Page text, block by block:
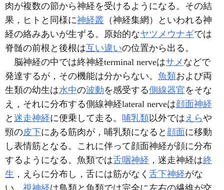
肉が複数の節から神経を受けるようになる。その結
果，ヒトと同様に神経叢 （神経集網）といわれる神
経の絡みあいが生ずる。原始的なヤツメウナギでは
脊髄の前根と後根は互い違いの位置から出る。
脳神経の中では終神経terminal nerveはサメ などで
発達するが，その機能は分からない。 魚類および両
生類の幼生は水中の波動を感受する側線器官をそな
え，それに分布する側線神経lateral nerveは顔面神経
と 迷走神経に便乗して走る。 哺乳類以外では えらや
頸の皮下にある筋肉が，哺乳類になると 顔面に移動
し表情筋となる。これに伴って顔面神経が顔に分布
するようになる。魚類では舌咽神経 ，迷走神経は終
生 ，えらに分布し，舌には筋がなく 舌下神経がな
い。 視神経は鳥類と魚類では完全に左右の繊維が交